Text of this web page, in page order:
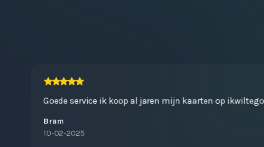
Goede service ik koop al jaren mijn kaarten op
Bram
10-02-2025